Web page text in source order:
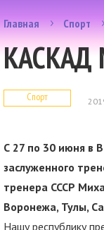
Главная Спорт
КАСКАД
Спорт
С 27 по 30 июня в
заслуженного
тренера СССР
Воронежа, Тулы,
Нашу республику